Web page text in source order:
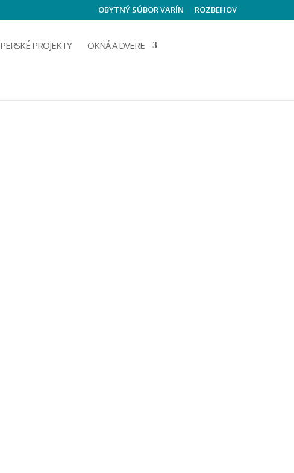
OBYTNÝ SÚBOR VARÍN ROZBEHOV
PROJEKTY OKNÁ A DVERE